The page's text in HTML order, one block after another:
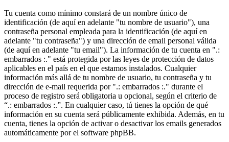
Tu cuenta como mínimo constará de un nombre único de
identificación (de aquí en adelante "tu nombre de usuario"), una
contraseña personal empleada para la identificación (de aquí en
adelante "tu contraseña") y una dirección de email personal válida
(de aquí en adelante "tu email"). La información de tu cuenta en ".:
embarrados :." está protegida por las leyes de protección de datos
aplicables en el país en el que estamos instalados. Cualquier
información más allá de tu nombre de usuario, tu contraseña y tu
dirección de e-mail requerida por ".: embarrados :." durante el
proceso de registro será obligatoria u opcional, según el criterio de
“.: embarrados :.”. En cualquier caso, tú tienes la opción de qué
información en su cuenta será públicamente exhibida. Además, en tu
cuenta, tienes la opción de activar o desactivar los emails generados
automáticamente por el software phpBB.